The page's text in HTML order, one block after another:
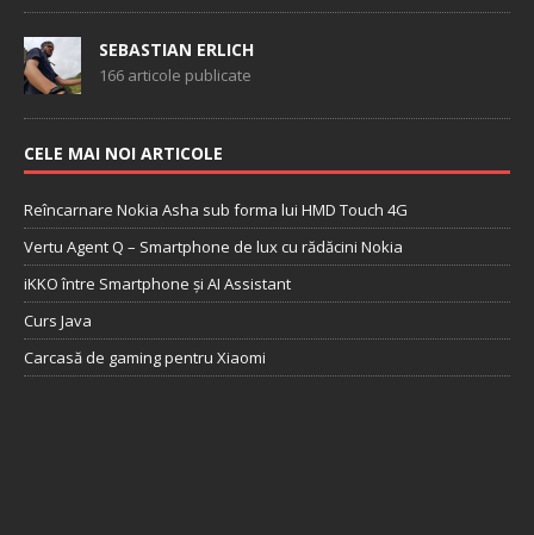
SEBASTIAN ERLICH
166 articole publicate
CELE MAI NOI ARTICOLE
Reîncarnare Nokia Asha sub forma lui HMD Touch 4G
Vertu Agent Q – Smartphone de lux cu rădăcini Nokia
iKKO între Smartphone și AI Assistant
Curs Java
Carcasă de gaming pentru Xiaomi